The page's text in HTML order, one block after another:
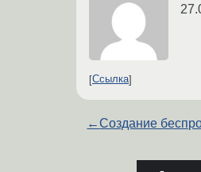
Ссылка
←Создание